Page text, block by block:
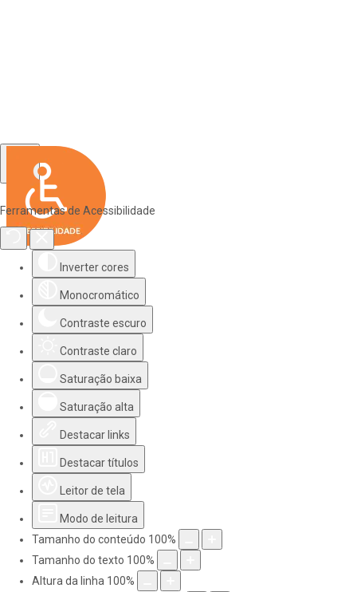
Ferramentas de Acessibilidade
Inverter cores
Monocromático
Contraste escuro
Contraste claro
Saturação baixa
Saturação alta
Destacar links
Destacar títulos
Leitor de tela
Modo de leitura
Tamanho do conteúdo 100%
Tamanho do texto 100%
Altura da linha 100%